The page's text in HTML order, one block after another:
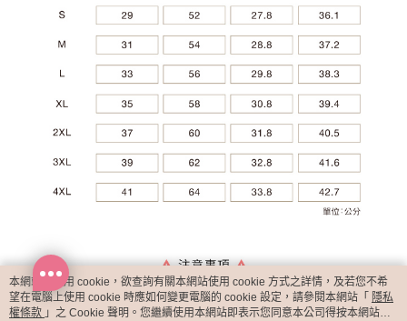
本網站中使用 cookie，欲查詢有關本網站使用 cookie 方式之詳情，及若您不希
望在電腦上使用 cookie 時應如何變更電腦的 cookie 設定，請參閱本網站「 隱私
權條款 」之 Cookie 聲明。您繼續使用本網站即表示您同意本公司得按本網站使